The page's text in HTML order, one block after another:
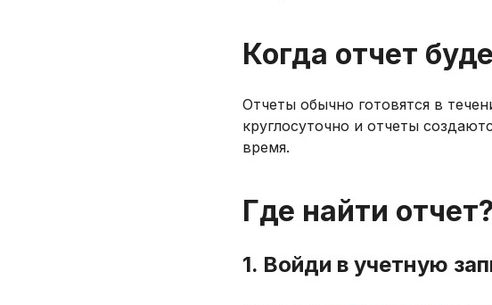
Когда отчет
Отчеты обычно готовятся в
круглосуточно и отчеты
время.
Где найти отчет?
1. Войди в учетную